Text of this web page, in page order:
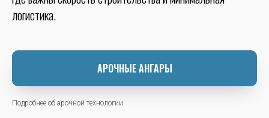
логистика.
АРОЧНЫЕ АНГАРЫ
Подробнее об арочной технологии.